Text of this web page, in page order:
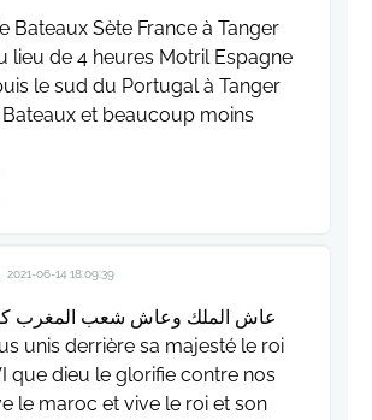
Bateaux Sète France à Tanger
lieu de 4 heures Motril Espagne
le sud du Portugal à Tanger
et beaucoup moins
2021-06-14 18:09:39
عاش الملك وعاش شعب المغرب
que dieu le glorifie contre nos
le maroc et vive le roi et son